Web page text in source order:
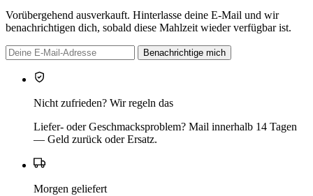
Vorübergehend ausverkauft. Hinterlasse deine E-Mail und wir
benachrichtigen dich, sobald diese Mahlzeit wieder verfügbar ist.
Benachrichtige mich
Nicht zufrieden? Wir regeln das
Liefer- oder Geschmacksproblem? Mail innerhalb 14 Tagen
— Geld zurück oder Ersatz.
Morgen geliefert